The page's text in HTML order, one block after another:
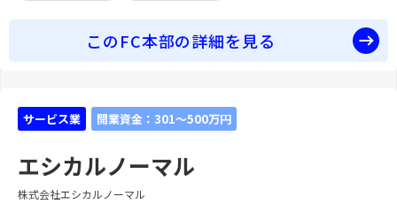
このFC本部の詳細を見る
サービス業 開業資金：301～500万円
エシカルノーマル
株式会社エシカルノーマル